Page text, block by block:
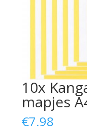
10x
mapjes
€7.98